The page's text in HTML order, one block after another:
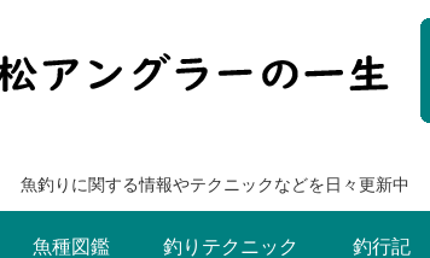
魚釣りに関する情報やテクニックなどを日々更新中
魚種図鑑 釣りテクニック 釣行記